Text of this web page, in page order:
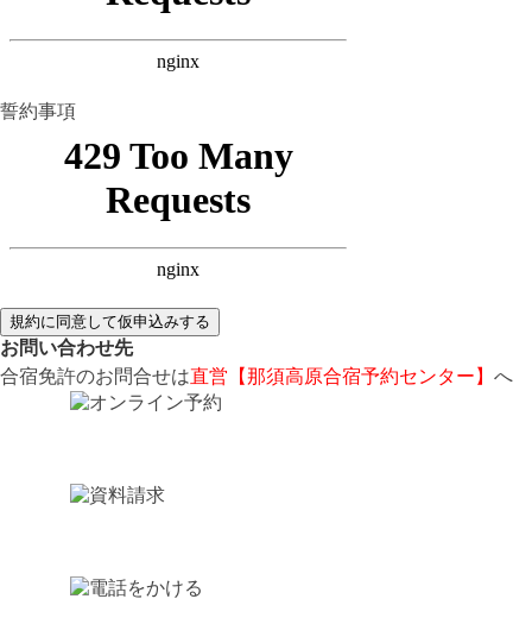
誓約事項
規約に同意して仮申込みする
お問い合わせ先
合宿免許のお問合せは直営【那須高原合宿予約センター】 へ